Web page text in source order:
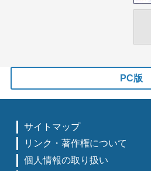
PC版
サイトマップ
リンク・著作権について
個人情報の取り扱い